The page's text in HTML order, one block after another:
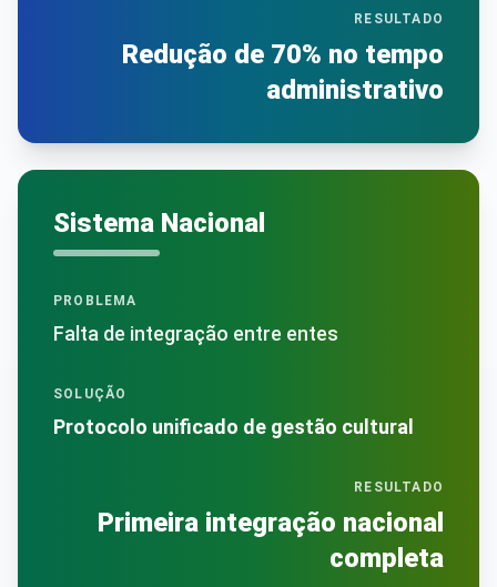
RESULTADO
Redução de 70% no tempo
administrativo
Sistema Nacional
PROBLEMA
Falta de integração entre entes
SOLUÇÃO
Protocolo unificado de gestão cultural
RESULTADO
Primeira integração nacional
completa